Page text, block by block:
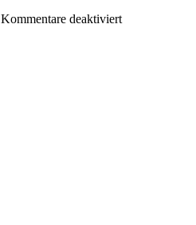
Kommentare deaktiviert